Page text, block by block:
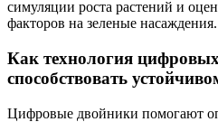
симуляции роста растений и
факторов на зеленые насаждения.
Как технология
способствовать
Цифровые двойники помогают